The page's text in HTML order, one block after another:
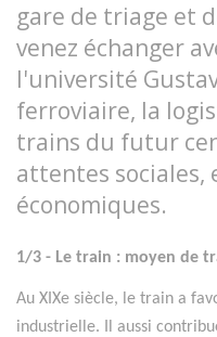
gare de triage et
venez échanger
l'université
ferroviaire, la
trains du futur
attentes sociales,
économiques.
1/3 - Le train : moyen de
Au XIXe siècle, le train a
industrielle. Il aussi